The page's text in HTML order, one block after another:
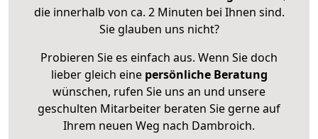
die innerhalb von ca. 2 Minuten bei Ihnen sind.
Sie glauben uns nicht?
Probieren Sie es einfach aus. Wenn Sie doch
lieber gleich eine persönliche Beratung
wünschen, rufen Sie uns an und unsere
geschulten Mitarbeiter beraten Sie gerne auf
Ihrem neuen Weg nach Dambroich.